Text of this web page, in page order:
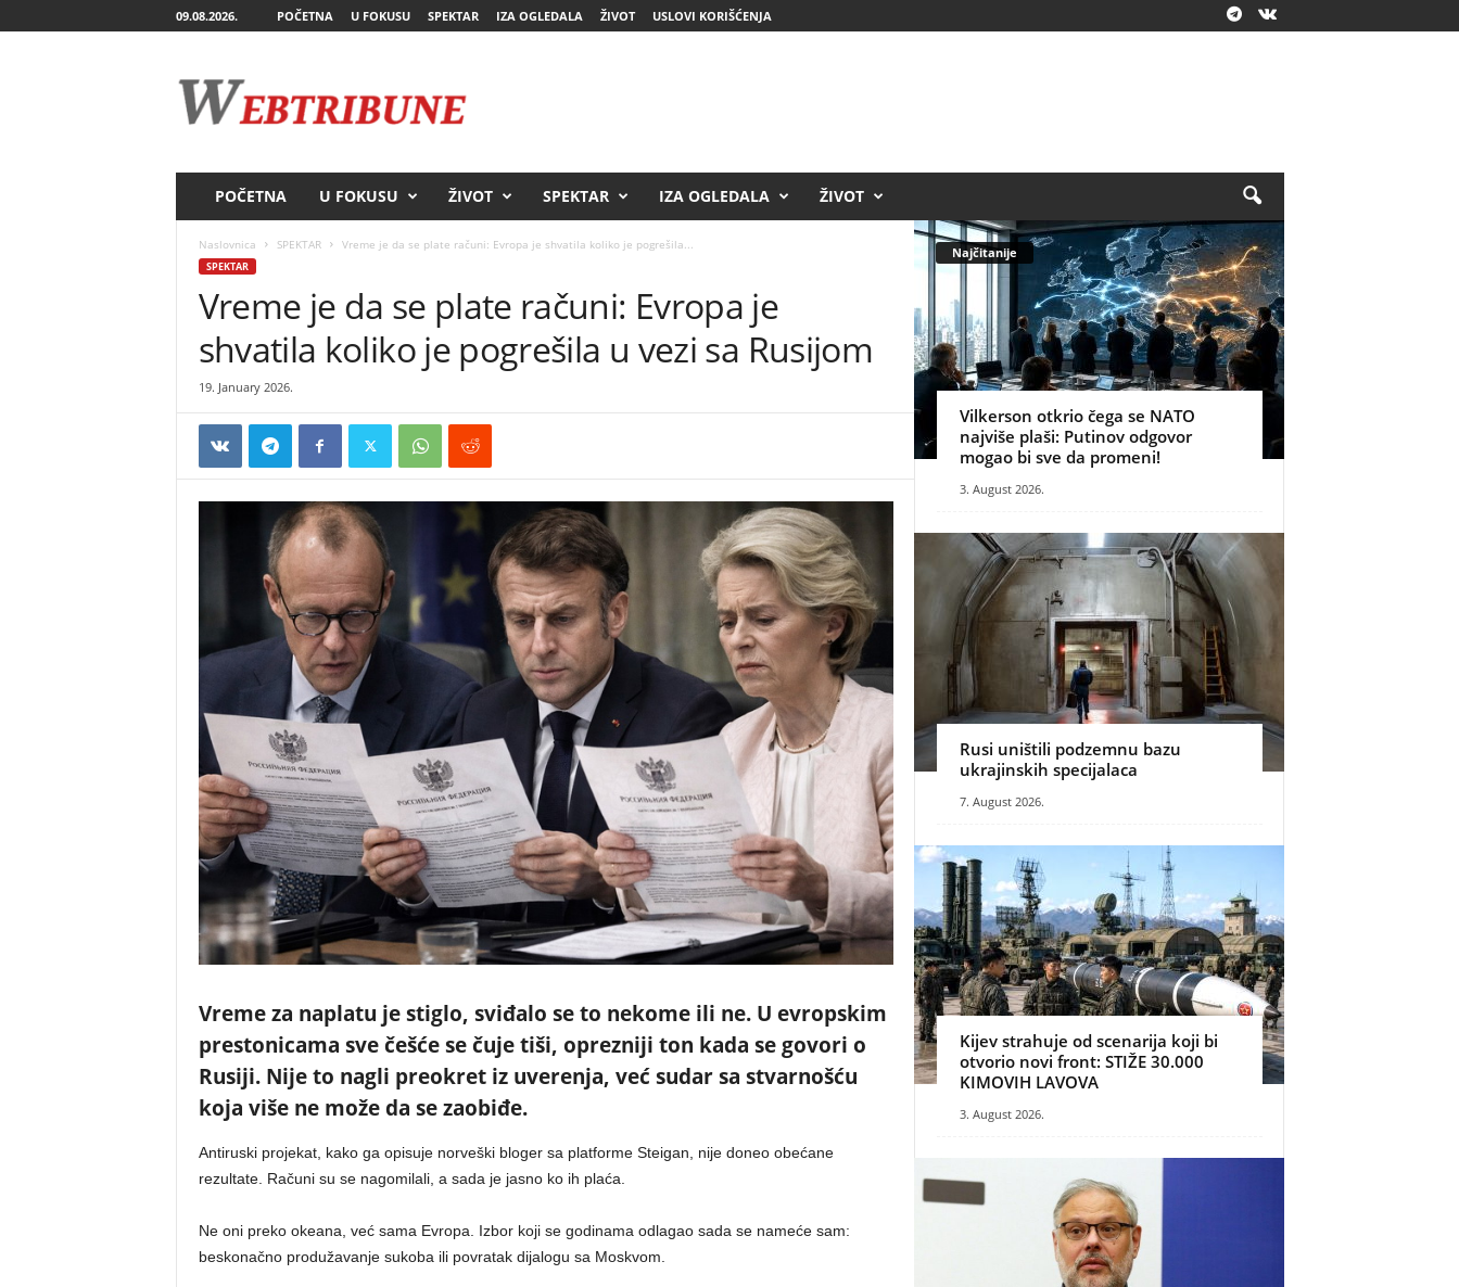
09.08.2026. POČETNA U FOKUSU SPEKTAR IZA OGLEDALA ŽIVOT USLOVI KORIŠĆENJA
POČETNA U FOKUSU ŽIVOT SPEKTAR IZA OGLEDALA ŽIVOT
Naslovnica SPEKTAR Vreme je da se plate računi: Evropa je shvatila koliko je pogrešila...
SPEKTAR
Vreme je da se plate računi: Evropa je
shvatila koliko je pogrešila u vezi sa Rusijom
19. January 2026.
Vreme za naplatu je stiglo, sviđalo se to nekome ili ne. U evropskim
prestonicama sve češće se čuje tiši, oprezniji ton kada se govori o
Rusiji. Nije to nagli preokret iz uverenja, već sudar sa stvarnošću
koja više ne može da se zaobiđe.
Antiruski projekat, kako ga opisuje norveški bloger sa platforme Steigan, nije doneo obećane
rezultate. Računi su se nagomilali, a sada je jasno ko ih plaća.
Ne oni preko okeana, već sama Evropa. Izbor koji se godinama odlagao sada se nameće sam:
beskonačno produžavanje sukoba ili povratak dijalogu sa Moskvom.
Najčitanije
Vilkerson otkrio čega se NATO
najviše plaši: Putinov odgovor
mogao bi sve da promeni!
3. August 2026.
Rusi uništili podzemnu bazu
ukrajinskih specijalaca
7. August 2026.
Kijev strahuje od scenarija koji bi
otvorio novi front: STIŽE 30.000
KIMOVIH LAVOVA
3. August 2026.